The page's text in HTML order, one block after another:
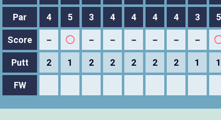
Par 4 5 3 4 4 4 4 3 5
Score － ◯ － － － － － －
Putt 2 1 2 2 2 2 2 1 1
FW